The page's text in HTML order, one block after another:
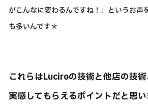
がこんなに変わるんですね！」というお声
も多いんです＊
これらはLuciroの技術と他店の技
実感してもらえるポイントだと思